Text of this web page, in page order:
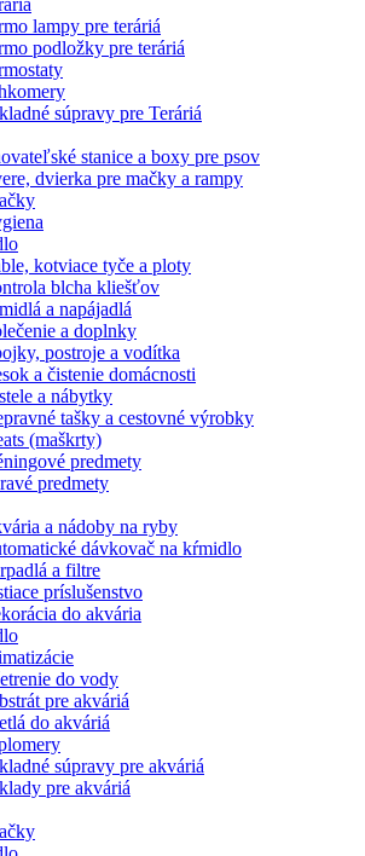
lampy pre teráriá
podložky pre teráriá
súpravy pre Teráriá
stanice a boxy pre psov
dvierka pre mačky a rampy
kotviace tyče a ploty
blcha kliešťov
a napájadlá
a doplnky
postroje a vodítka
a čistenie domácnosti
a nábytky
tašky a cestovné výrobky
(maškrty)
predmety
predmety
a nádoby na ryby
dávkovač na kŕmidlo
a filtre
príslušenstvo
do akvária
do vody
pre akváriá
do akváriá
súpravy pre akváriá
pre akváriá